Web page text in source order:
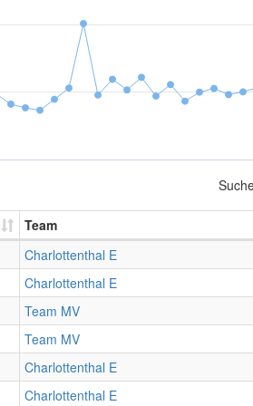
Team
Charlottenthal E
Charlottenthal E
Team MV
Team MV
Charlottenthal E
Charlottenthal E